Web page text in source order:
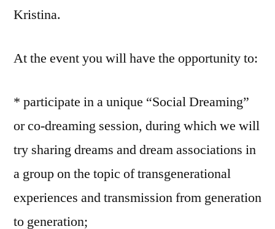
Kristina.
At the event you will have the opportunity to:
* participate in a unique “Social Dreaming”
or co-dreaming session, during which we will
try sharing dreams and dream associations in
a group on the topic of transgenerational
experiences and transmission from generation
to generation;